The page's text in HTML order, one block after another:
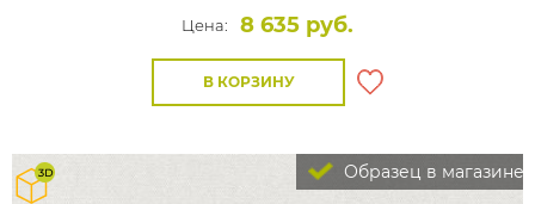
Цена:
8 635 руб.
В КОРЗИНУ
Образец в магазине